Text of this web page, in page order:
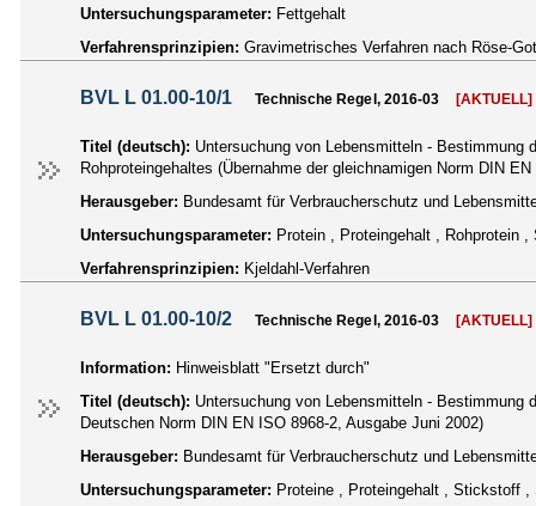
Untersuchungsparameter: Fettgehalt
Verfahrensprinzipien: Gravimetrisches Verfahren nach Röse-
BVL L 01.00-10/1 Technische Regel, 2016-03 [AKTUELL]
Titel (deutsch): Untersuchung von Lebensmitteln - Bestimmung
Rohproteingehaltes (Übernahme der gleichnamigen Norm DIN
Herausgeber: Bundesamt für Verbraucherschutz und
Untersuchungsparameter: Protein , Proteingehalt , Rohprotein
Verfahrensprinzipien: Kjeldahl-Verfahren
BVL L 01.00-10/2 Technische Regel, 2016-03 [AKTUELL]
Information: Hinweisblatt "Ersetzt durch"
Titel (deutsch): Untersuchung von Lebensmitteln - Bestimmung
Deutschen Norm DIN EN ISO 8968-2, Ausgabe Juni 2002)
Herausgeber: Bundesamt für Verbraucherschutz und
Untersuchungsparameter: Proteine , Proteingehalt , Stickstoff